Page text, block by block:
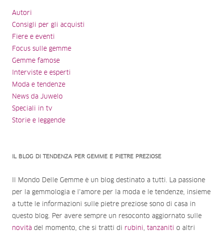
Autori
Consigli per gli acquisti
Fiere e eventi
Focus sulle gemme
Gemme famose
Interviste e esperti
Moda e tendenze
News da Juwelo
Speciali in tv
Storie e leggende
IL BLOG DI TENDENZA PER GEMME E PIETRE PREZIOSE
Il Mondo Delle Gemme è un blog destinato a tutti. La passione
per la gemmologia e l'amore per la moda e le tendenze, insieme
a tutte le informazioni sulle pietre preziose sono di casa in
questo blog. Per avere sempre un resoconto aggiornato sulle
novità del momento, che si tratti di rubini , tanzaniti o altri